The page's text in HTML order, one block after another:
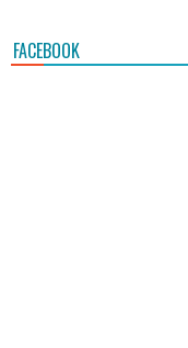
FACEBOOK